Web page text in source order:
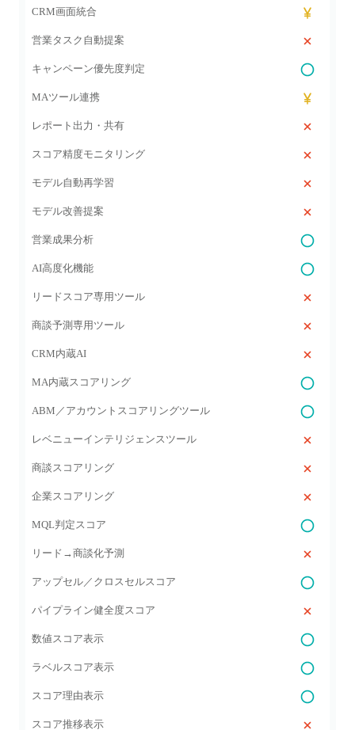
CRM画面統合
営業タスク自動提案
キャンペーン優先度判定
MAツール連携
レポート出力・共有
スコア精度モニタリング
モデル自動再学習
モデル改善提案
営業成果分析
AI高度化機能
リードスコア専用ツール
商談予測専用ツール
CRM内蔵AI
MA内蔵スコアリング
ABM／アカウントスコアリングツール
レベニューインテリジェンスツール
商談スコアリング
企業スコアリング
MQL判定スコア
リード→商談化予測
アップセル／クロスセルスコア
パイプライン健全度スコア
数値スコア表示
ラベルスコア表示
スコア理由表示
スコア推移表示